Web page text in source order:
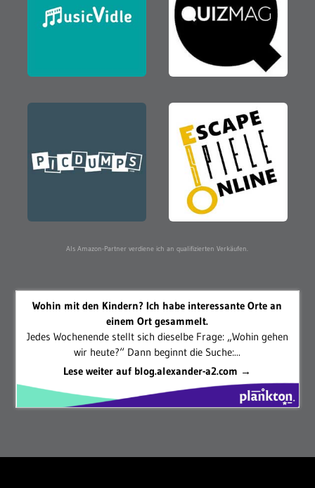
Als Amazon-Partner verdiene ich an qualifizierten Verkäufen.
Wohin mit den Kindern? Ich habe interessante Orte an
einem Ort gesammelt.
Jedes Wochenende stellt sich dieselbe Frage: „Wohin gehen
wir heute?“ Dann beginnt die Suche:...
Lese weiter auf blog.alexander-a2.com →